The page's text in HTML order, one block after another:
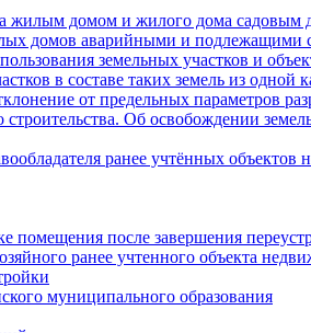
жилым домом и жилого дома садовым
домов аварийными и подлежащими
земельных участков и
в составе таких земель из
от предельных параметров
Об освобождении
ранее учтённых объектов
помещения после завершения
ранее учтенного объекта
муниципального образования